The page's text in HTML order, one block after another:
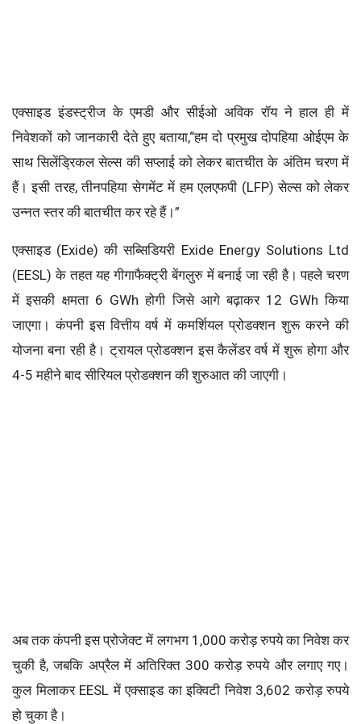
एक्साइड इंडस्ट्रीज के एमडी और सीईओ अविक रॉय ने हाल ही में
निवेशकों को जानकारी देते हुए बताया,“हम दो प्रमुख दोपहिया ओईएम के
साथ सिलेंड्रिकल सेल्स की सप्लाई को लेकर बातचीत के अंतिम चरण में
हैं। इसी तरह, तीनपहिया सेगमेंट में हम एलएफपी (LFP) सेल्स को लेकर
उन्नत स्तर की बातचीत कर रहे हैं।”
एक्साइड (Exide) की सब्सिडियरी Exide Energy Solutions Ltd
(EESL) के तहत यह गीगाफैक्ट्री बेंगलुरु में बनाई जा रही है। पहले चरण
में इसकी क्षमता 6 GWh होगी जिसे आगे बढ़ाकर 12 GWh किया
जाएगा। कंपनी इस वित्तीय वर्ष में कमर्शियल प्रोडक्शन शुरू करने की
योजना बना रही है। ट्रायल प्रोडक्शन इस कैलेंडर वर्ष में शुरू होगा और
4-5 महीने बाद सीरियल प्रोडक्शन की शुरुआत की जाएगी।
अब तक कंपनी इस प्रोजेक्ट में लगभग 1,000 करोड़ रुपये का निवेश कर
चुकी है, जबकि अप्रैल में अतिरिक्त 300 करोड़ रुपये और लगाए गए।
कुल मिलाकर EESL में एक्साइड का इक्विटी निवेश 3,602 करोड़ रुपये
हो चुका है।